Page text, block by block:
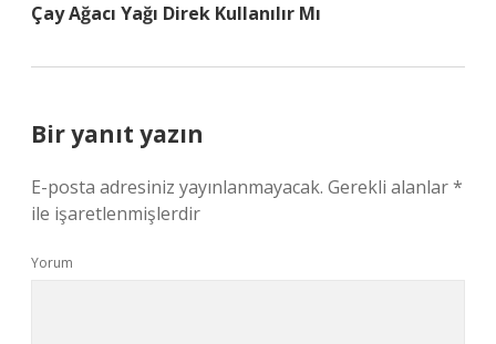
Çay Ağacı Yağı Direk Kullanılır Mı
Bir yanıt yazın
E-posta adresiniz yayınlanmayacak. Gerekli alanlar*
ile işaretlenmişlerdir
Yorum